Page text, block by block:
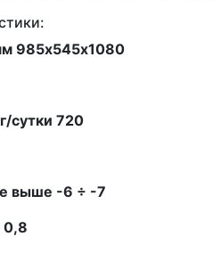
985х545х1080
сутки 720
выше -6 ÷ -7
0,8